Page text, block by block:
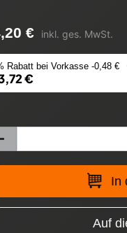
€ inkl. ges. MwSt.
Rabatt bei Vorkasse -0,48 €
€
In
Auf